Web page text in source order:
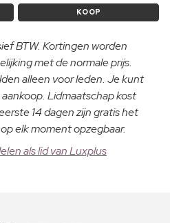
KOOP
BTW. Kortingen worden
met de normale prijs.
alleen voor leden. Je kunt
Lidmaatschap kost
14 dagen zijn gratis het
elk moment opzegbaar.
als lid van Luxplus